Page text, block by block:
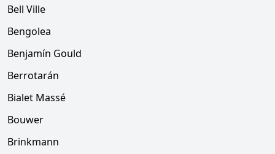
Bell Ville
Bengolea
Benjamín Gould
Berrotarán
Bialet Massé
Bouwer
Brinkmann